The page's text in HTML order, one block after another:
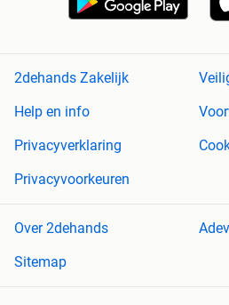
2dehands Zakelijk
Help en info
Privacyverklaring
Privacyvoorkeuren
Over 2dehands
Sitemap